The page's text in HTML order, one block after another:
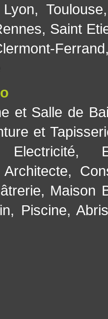
Lyon, Toulouse
, Saint
Ferrand
et Salle de
et
Electricité,
Architecte,
, Maison
, Piscine,